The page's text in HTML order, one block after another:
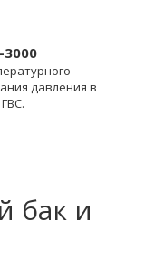
давления в
бак и